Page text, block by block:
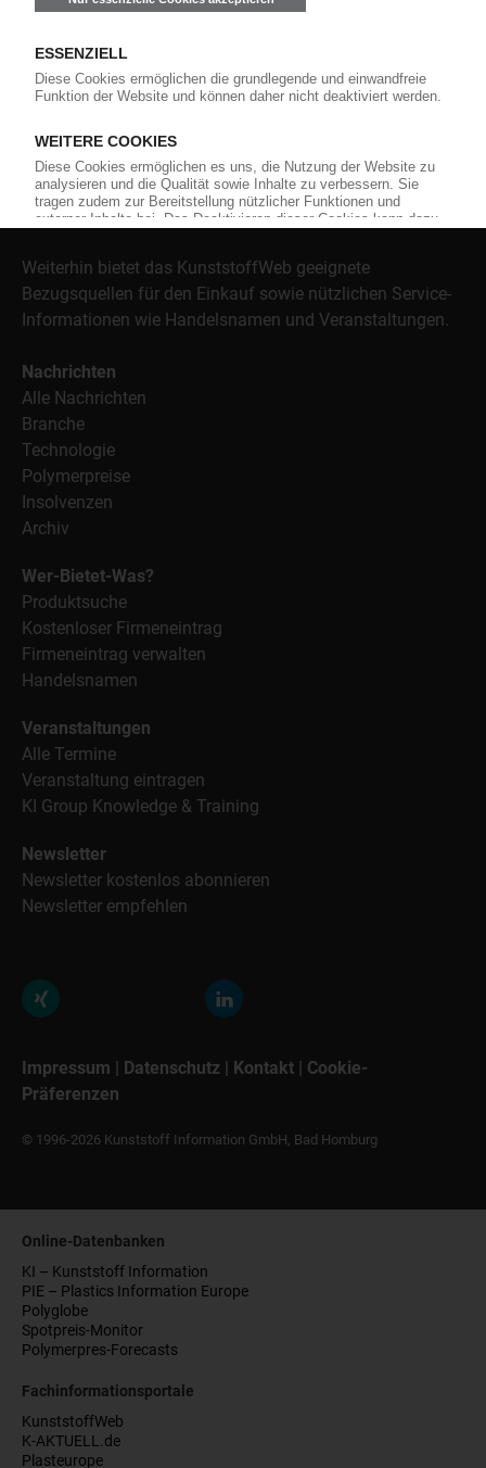
Als einer der Internet-Pioniere der Kunststoffindustrie
versorgt das KunststoffWeb bereits seit 1996 die Fach-
Nachrichten rund um das Thema "Kunststoffe". Im Fokus
der Berichterstattung ist dabei die Preisentwicklung für
Kunststoffe sowie Märkte, Unternehmen, Produkte,
Material, Anwendungen und Verpackungen.
Weiterhin bietet das KunststoffWeb geeignete
Bezugsquellen für den Einkauf sowie nützlichen Service-
Informationen wie Handelsnamen und Veranstaltungen.
Nachrichten
Alle Nachrichten
Branche
Technologie
Polymerpreise
Insolvenzen
Archiv
Wer-Bietet-Was?
Produktsuche
Kostenloser Firmeneintrag
Firmeneintrag verwalten
Handelsnamen
Veranstaltungen
Alle Termine
Veranstaltung eintragen
KI Group Knowledge & Training
Newsletter
Newsletter kostenlos abonnieren
Newsletter empfehlen
Impressum | Datenschutz | Kontakt | Cookie-
Präferenzen
© 1996-2026 Kunststoff Information GmbH, Bad Homburg
Online-Datenbanken
KI – Kunststoff Information
PIE – Plastics Information Europe
Polyglobe
Spotpreis-Monitor
Polymerpres-Forecasts
Fachinformationsportale
KunststoffWeb
K-AKTUELL.de
Plasteurope